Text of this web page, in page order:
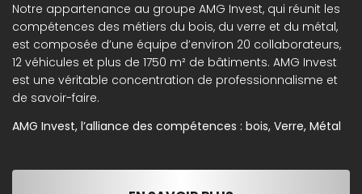
Notre appartenance au groupe AMG Invest, qui réunit les
compétences des métiers du bois, du verre et du métal,
est composée d’une équipe d’environ 20 collaborateurs,
12 véhicules et plus de 1750 m² de bâtiments. AMG Invest
est une véritable concentration de professionnalisme et
de savoir-faire.
AMG Invest, l’alliance des compétences : bois, Verre, Métal